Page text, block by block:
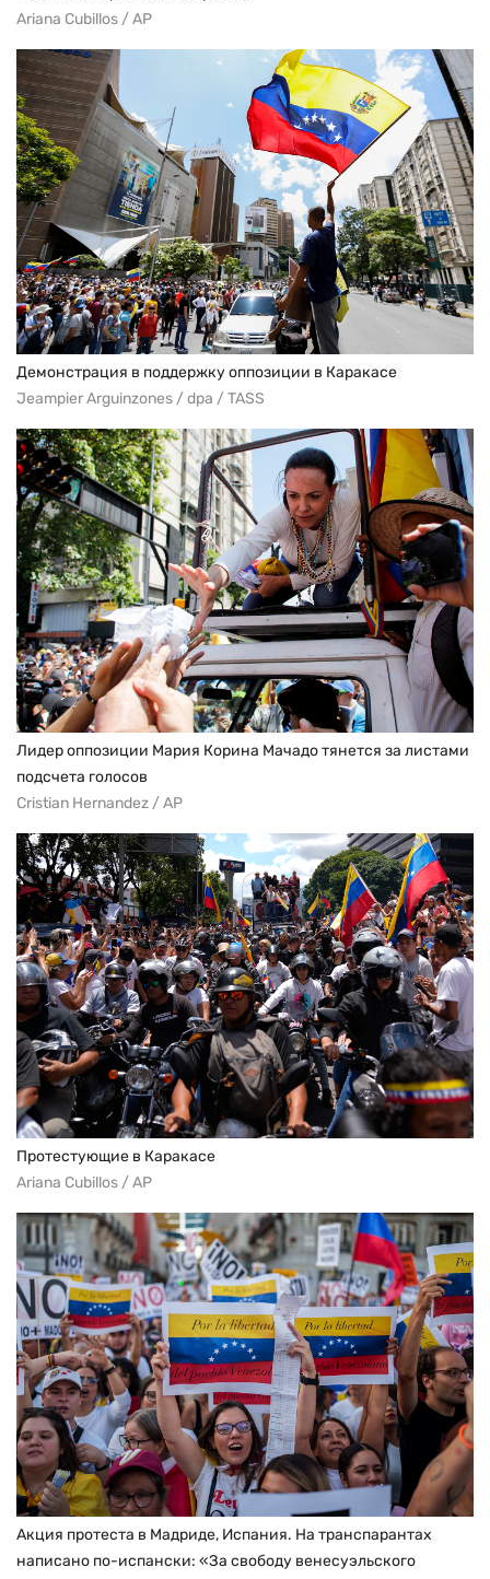
Ariana Cubillos / AP
Демонстрация в поддержку оппозиции в Каракасе
Jeampier Arguinzones / dpa / TASS
Лидер оппозиции Мария Корина Мачадо тянется за листами
подсчета голосов
Cristian Hernandez / AP
Протестующие в Каракасе
Ariana Cubillos / AP
Акция протеста в Мадриде, Испания. На транспарантах
написано по-испански: «За свободу венесуэльского